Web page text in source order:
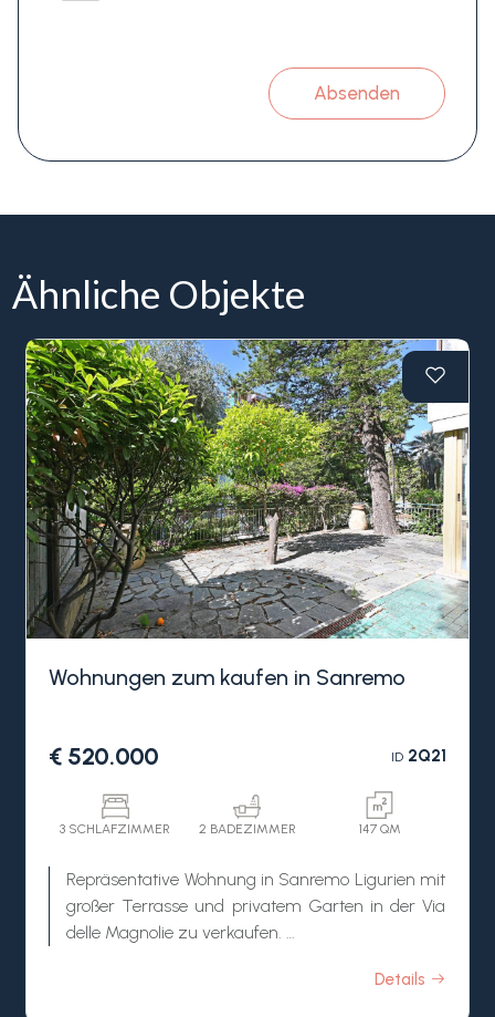
Absenden
Ähnliche Objekte
Wohnungen zum kaufen in Sanremo
€ 520.000 ID2Q21
3 SCHLAFZIMMER 2 BADEZIMMER 147 QM
Repräsentative Wohnung in Sanremo Ligurien mit
großer Terrasse und privatem Garten in der Via
delle Magnolie zu verkaufen.
sich in der begehrten Via delle Magnolie, in bester
Details